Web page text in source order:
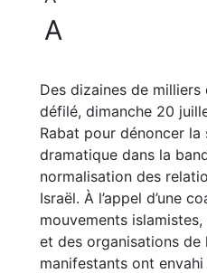
A
Des dizaines de
défilé, dimanche 20
Rabat pour dénoncer
dramatique dans la
normalisation des
Israël. À l’appel d’une
mouvements
et des organisations de
manifestants ont envahi